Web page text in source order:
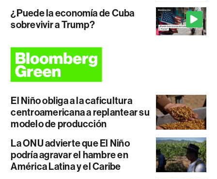
¿Puede la economía de Cuba
sobrevivir a Trump?
El Niño obliga a la caficultura
centroamericana a replantear su
modelo de producción
La ONU advierte que El Niño
podría agravar el hambre en
América Latina y el Caribe